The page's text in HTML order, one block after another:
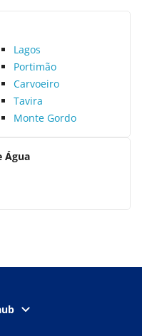
Lagos
Portimão
Carvoeiro
Tavira
Monte Gordo
Água